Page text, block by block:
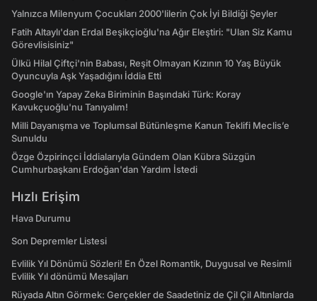
Yalnızca Milenyum Çocukları 2000'lilerin Çok İyi Bildiği Şeyler
Fatih Altaylı'dan Erdal Beşikçioğlu'na Ağır Eleştiri: "Ulan Siz Kamu
Görevlisisiniz"
Ülkü Hilal Çiftçi'nin Babası, Reşit Olmayan Kızının 10 Yaş Büyük
Oyuncuyla Aşk Yaşadığını İddia Etti
Google'ın Yapay Zeka Biriminin Başındaki Türk: Koray
Kavukçuoğlu'nu Tanıyalım!
Milli Dayanışma ve Toplumsal Bütünleşme Kanun Teklifi Meclis’e
Sunuldu
Özge Özpirinçci İddialarıyla Gündem Olan Kübra Süzgün
Cumhurbaşkanı Erdoğan'dan Yardım İstedi
Hızlı Erişim
Hava Durumu
Son Depremler Listesi
Evlilik Yıl Dönümü Sözleri! En Özel Romantik, Duygusal ve Resimli
Evlilik Yıl dönümü Mesajları
Rüyada Altın Görmek: Gerçekler de Saadetiniz de Çil Çil Altınlarda